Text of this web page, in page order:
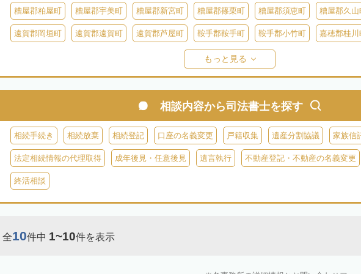
糟屋郡粕屋町 糟屋郡宇美町 糟屋郡新宮町 糟屋郡篠栗町 糟屋郡須恵町 糟屋郡久山
遠賀郡岡垣町 遠賀郡遠賀町 遠賀郡芦屋町 鞍手郡鞍手町 鞍手郡小竹町 嘉穂郡桂川
朝倉郡東峰村
田川郡添田町 田川郡糸田町 田川郡大任町 田川郡赤村 京都郡苅田町 京都郡みやこ
もっと見る
相談内容から司法書士を探す
相続手続き 相続放棄 相続登記 口座の名義変更 戸籍収集 遺産分割協議 家族信
法定相続情報の代理取得 成年後見・任意後見 遺言執行 不動産登記・不動産の名義変更
終活相談
全10件中 1~10件を表示